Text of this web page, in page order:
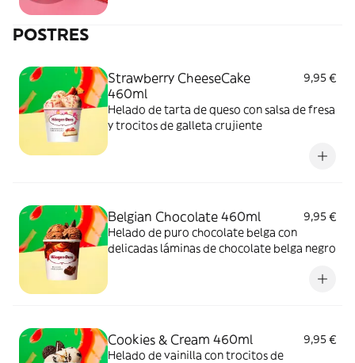
POSTRES
Strawberry CheeseCake
460ml
9,95 €
Helado de tarta de queso con salsa de fresa
y trocitos de galleta crujiente
Belgian Chocolate 460ml
9,95 €
Helado de puro chocolate belga con
delicadas láminas de chocolate belga negro
Cookies & Cream 460ml
9,95 €
Helado de vainilla con trocitos de